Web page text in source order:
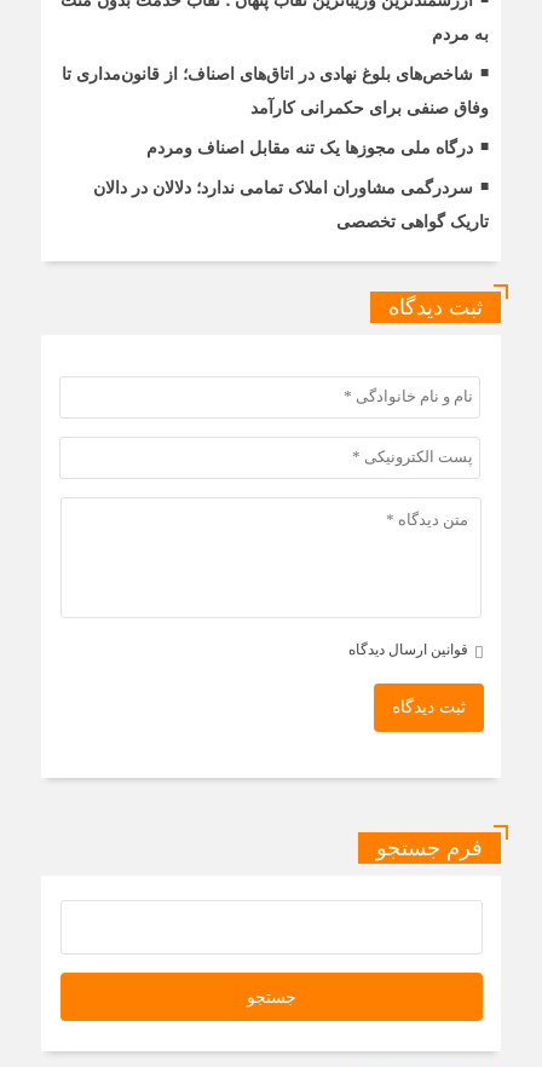
به مردم
شاخص‌های بلوغ نهادی در اتاق‌های اصناف؛ از قانون‌مداری تا
وفاق صنفی برای حکمرانی کارآمد
درگاه ملی مجوزها یک تنه مقابل اصناف ومردم
سردرگمی مشاوران املاک تمامی ندارد؛ دلالان در دالان
تاریک گواهی تخصصی
ثبت دیدگاه
قوانین ارسال دیدگاه
ثبت دیدگاه
فرم جستجو